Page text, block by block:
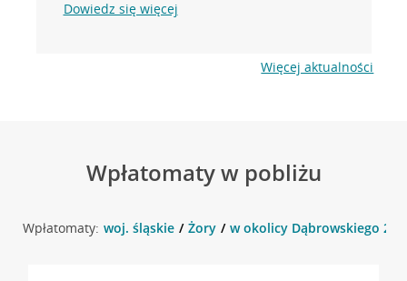
Dowiedz się więcej
Więcej aktualności
Wpłatomaty w pobliżu
Wpłatomaty: woj. śląskie Żory w okolicy Dąbrowskiego 27